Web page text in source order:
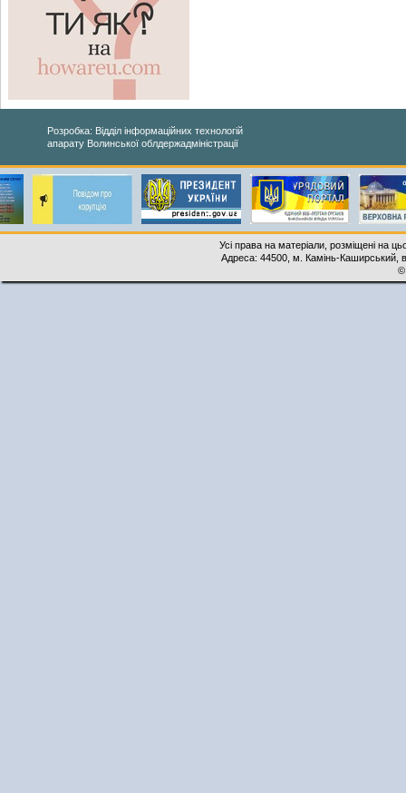
Розробка: Відділ інформаційних технологій
апарату Волинської облдержадміністрації
Усі права на матеріали, розміщені на
Адреса: 44500, м. Камінь-Каширський,
©